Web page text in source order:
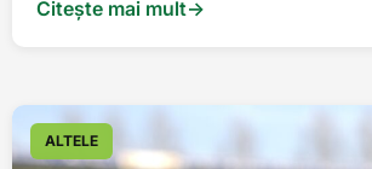
Citește mai mult→
ALTELE